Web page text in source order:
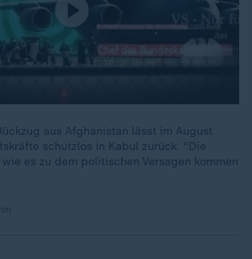
aus Afghanistan lässt im August
schutzlos in Kabul zurück. "Die
es zu dem politischen Versagen kommen